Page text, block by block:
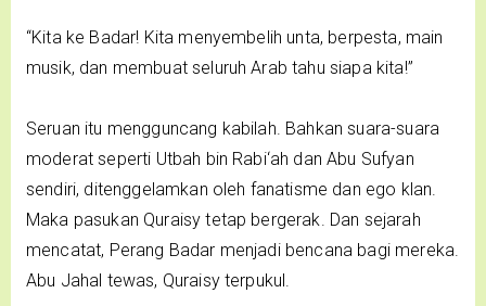
“Kita ke Badar! Kita menyembelih unta, berpesta, main
musik, dan membuat seluruh Arab tahu siapa kita!”
Seruan itu mengguncang kabilah. Bahkan suara-suara
moderat seperti Utbah bin Rabi‘ah dan Abu Sufyan
sendiri, ditenggelamkan oleh fanatisme dan ego klan.
Maka pasukan Quraisy tetap bergerak. Dan sejarah
mencatat, Perang Badar menjadi bencana bagi mereka.
Abu Jahal tewas, Quraisy terpukul.